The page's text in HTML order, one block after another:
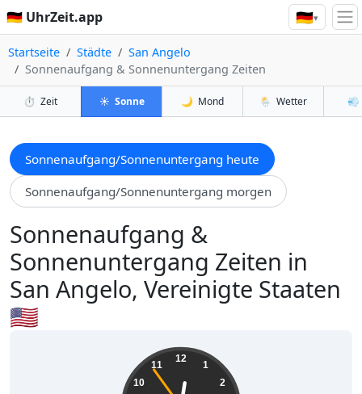
🇩🇪 UhrZeit.app 🇩🇪▾
Startseite Städte
San Angelo
Sonnenaufgang & Sonnenuntergang Zeiten
⏱️ Zeit ☀️ Sonne 🌙 Mond 🌦️ Wetter 💨
Sonnenaufgang/Sonnenuntergang heute
Sonnenaufgang/Sonnenuntergang morgen
Sonnenaufgang &
Sonnenuntergang Zeiten in
San Angelo, Vereinigte Staaten
🇺🇸
12
1
2
10
11